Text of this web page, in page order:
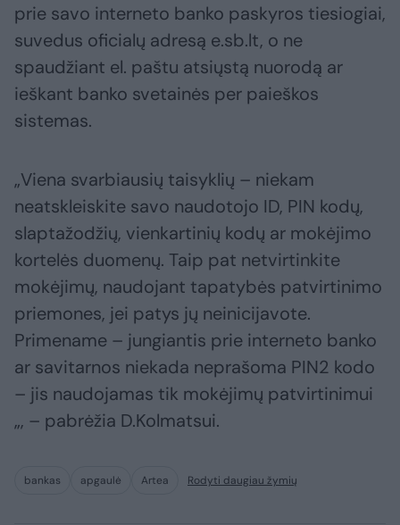
prie savo interneto banko paskyros tiesiogiai,
suvedus oficialų adresą e.sb.lt, o ne
spaudžiant el. paštu atsiųstą nuorodą ar
ieškant banko svetainės per paieškos
sistemas.
„Viena svarbiausių taisyklių – niekam
neatskleiskite savo naudotojo ID, PIN kodų,
slaptažodžių, vienkartinių kodų ar mokėjimo
kortelės duomenų. Taip pat netvirtinkite
mokėjimų, naudojant tapatybės patvirtinimo
priemones, jei patys jų neinicijavote.
Primename – jungiantis prie interneto banko
ar savitarnos niekada neprašoma PIN2 kodo
– jis naudojamas tik mokėjimų patvirtinimui
„, – pabrėžia D.Kolmatsui.
bankas apgaulė Artea Rodyti daugiau žymių